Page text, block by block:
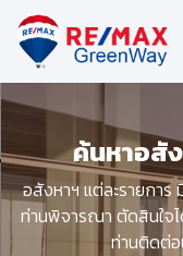
ค้นหาอสั
อสังหาฯ แต่ละรายการ
ท่านพิจารณา ตัดสินใจ
ท่านติดต่อ